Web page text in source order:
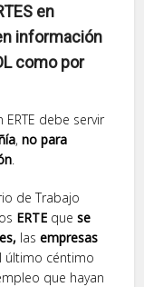
en
información
como por
debe servir
,no para
de Trabajo
ERTE quese
lasempresas
último céntimo
que hayan